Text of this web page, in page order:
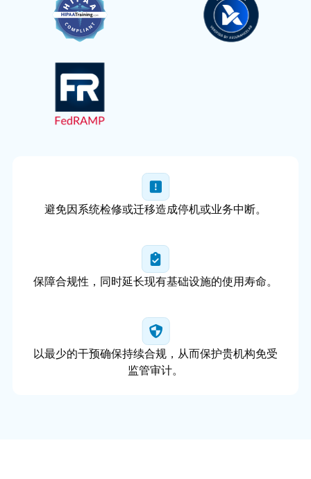
避免因系统检修或迁移造成停机或业务中断。
保障合规性，同时延长现有基础设施的使用寿命。
以最少的干预确保持续合规，从而保护贵机构免受
监管审计。